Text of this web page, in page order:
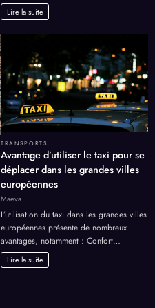
Lire la suite
TRANSPORTS
Avantage d’utiliser le taxi pour se
déplacer dans les grandes villes
européennes
Maeva
L’utilisation du taxi dans les grandes villes
européennes présente de nombreux
avantages, notamment : Confort…
Lire la suite